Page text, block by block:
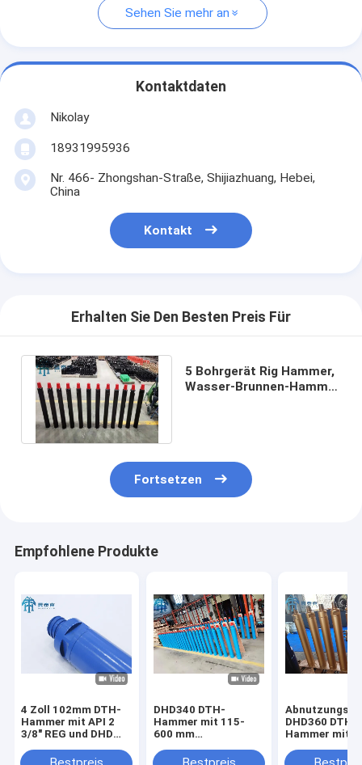
Sehen Sie mehr an
Kontaktdaten
Nikolay
18931995936
Nr. 466- Zhongshan-Straße, Shijiazhuang, Hebei,
China
Kontakt
Erhalten Sie Den Besten Preis Für
5 Bohrgerät Rig Hammer,
Wasser-Brunnen-Hammer
Fortsetzen
Empfohlene Produkte
4 Zoll 102mm DTH-
Hammer mit API 2
3/8" REG und DHD
von Harten
DHD340 DTH-
Hammer mit 115-
600 mm
und API 2 3/8 Reg Pin
DHD360 DTH-
Hammer mit